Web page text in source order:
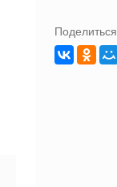
Поделиться